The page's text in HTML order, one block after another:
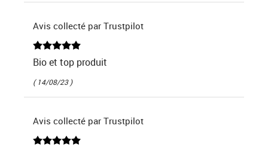
Avis collecté par Trustpilot
Bio et top produit
( 14/08/23 )
Avis collecté par Trustpilot